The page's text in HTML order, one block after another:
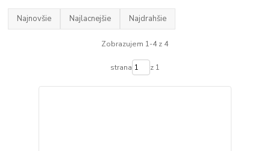
Najnovšie Najlacnejšie Najdrahšie
Zobrazujem 1-4 z 4
strana z 1